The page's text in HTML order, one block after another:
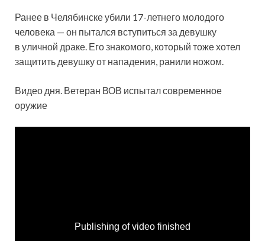
Ранее в Челябинске убили 17-летнего молодого
человека — он пытался вступиться за девушку
в уличной драке. Его знакомого, который тоже хотел
защитить девушку от нападения, ранили ножом.
Видео дня. Ветеран ВОВ испытал современное
оружие